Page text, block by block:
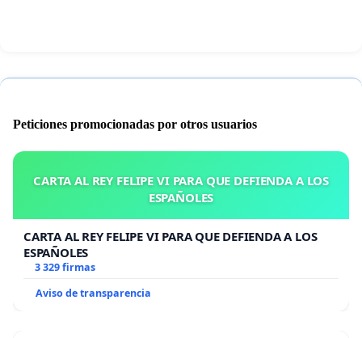
Peticiones promocionadas por otros usuarios
CARTA AL REY FELIPE VI PARA QUE DEFIENDA A LOS
ESPAÑOLES
CARTA AL REY FELIPE VI PARA QUE DEFIENDA A LOS
ESPAÑOLES
3 329 firmas
Aviso de transparencia